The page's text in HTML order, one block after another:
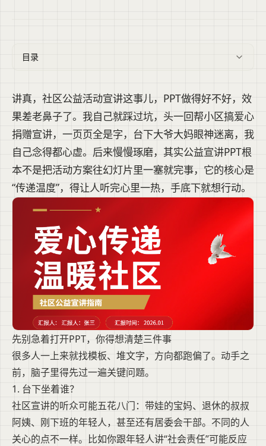
目录
讲真，社区公益活动宣讲这事儿，PPT做得好不好，效
果差老鼻子了。我自己就踩过坑，头一回帮小区搞爱心
捐赠宣讲，一页页全是字，台下大爷大妈眼神迷离，我
自己念得都心虚。后来慢慢琢磨，其实公益宣讲PPT根
本不是把活动方案往幻灯片里一塞就完事，它的核心是
“传递温度”，得让人听完心里一热，手底下就想行动。
先别急着打开PPT，你得想清楚三件事
很多人一上来就找模板、堆文字，方向都跑偏了。动手之
前，脑子里得先过一遍关键问题。
1. 台下坐着谁？
社区宣讲的听众可能五花八门：带娃的宝妈、退休的叔叔
阿姨、刚下班的年轻人，甚至还有居委会干部。不同的人
关心的点不一样。比如你跟年轻人讲“社会责任”可能反应